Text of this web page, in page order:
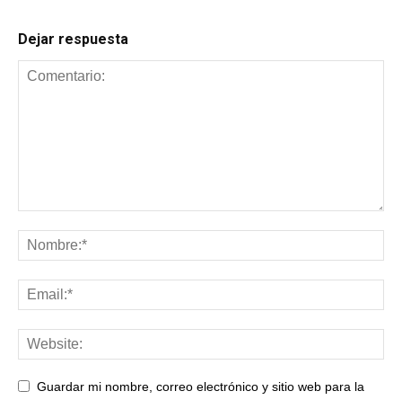
Dejar respuesta
Guardar mi nombre, correo electrónico y sitio web para la